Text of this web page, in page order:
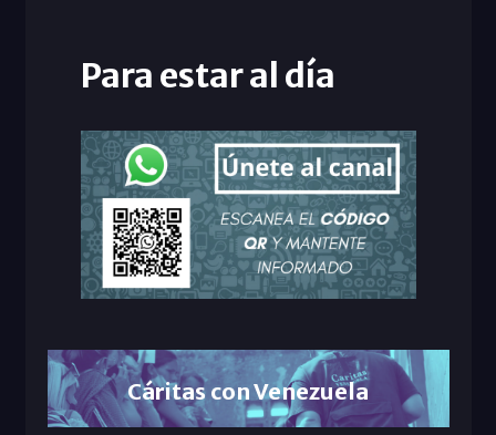
Para estar al día
Cáritas con Venezuela